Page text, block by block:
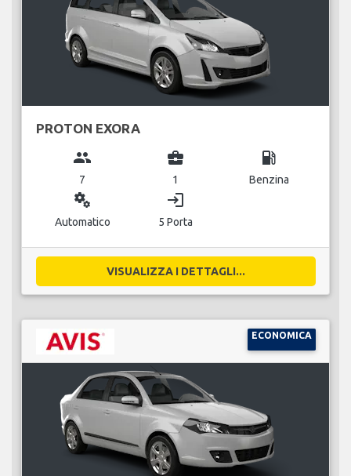
PROTON EXORA
group
7
business_center
1
local_gas_station
Benzina
miscellaneous_services
Automatico
login
5 Porta
VISUALIZZA I DETTAGLI...
ECONOMICA